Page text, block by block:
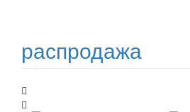
распродажа